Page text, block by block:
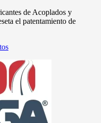
de Acoplados y
el patentamiento de